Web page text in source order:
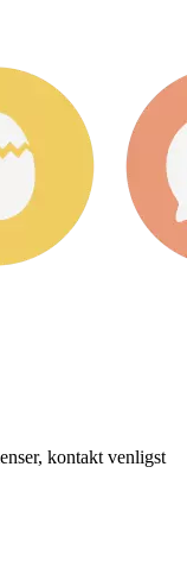
kontakt venligst